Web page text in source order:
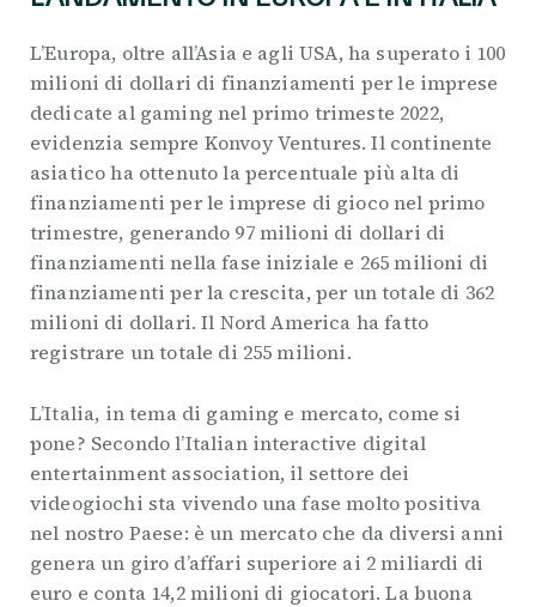
L’Europa, oltre all’Asia e agli USA, ha superato i 100
milioni di dollari di finanziamenti per le imprese
dedicate al gaming nel primo trimeste 2022,
evidenzia sempre Konvoy Ventures. Il continente
asiatico ha ottenuto la percentuale più alta di
finanziamenti per le imprese di gioco nel primo
trimestre, generando 97 milioni di dollari di
finanziamenti nella fase iniziale e 265 milioni di
finanziamenti per la crescita, per un totale di 362
milioni di dollari. Il Nord America ha fatto
registrare un totale di 255 milioni.
L’Italia, in tema di gaming e mercato, come si
pone? Secondo l’Italian interactive digital
entertainment association, il settore dei
videogiochi sta vivendo una fase molto positiva
nel nostro Paese: è un mercato che da diversi anni
genera un giro d’affari superiore ai 2 miliardi di
euro e conta 14,2 milioni di giocatori. La buona